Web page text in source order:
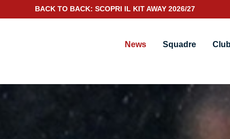
SCOPRI IL NUOVO KIT PORTIERE 2026/27
News Squadre